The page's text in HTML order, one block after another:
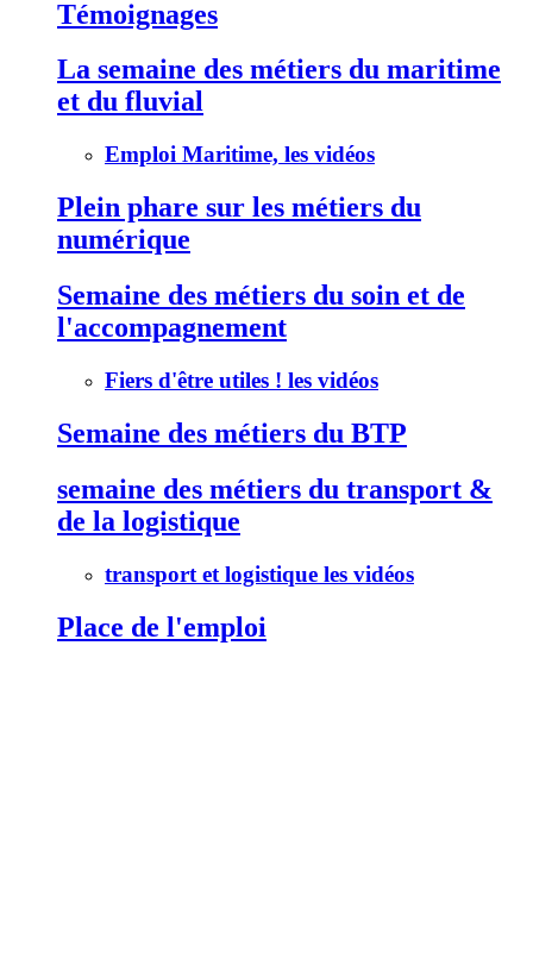
Témoignages
La semaine des métiers du maritime
et du fluvial
Emploi Maritime, les vidéos
Plein phare sur les métiers du
numérique
Semaine des métiers du soin et de
l'accompagnement
Fiers d'être utiles ! les vidéos
Semaine des métiers du BTP
semaine des métiers du transport &
de la logistique
transport et logistique les vidéos
Place de l'emploi